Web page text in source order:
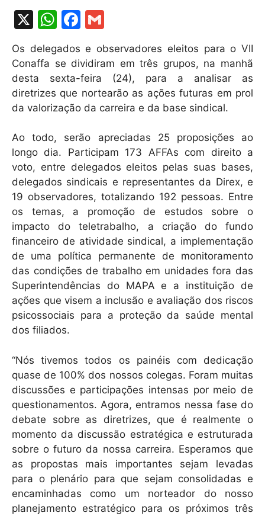
X
W
h
at
s
A
p
p
F
c
e
b
o
o
k
ai
Os delegados e observadores eleitos para o VII
Conaffa se dividiram em três grupos, na manhã
desta sexta-feira (24), para a analisar as
diretrizes que nortearão as ações futuras em prol
da valorização da carreira e da base sindical.
Ao todo, serão apreciadas 25 proposições ao
longo dia. Participam 173 AFFAs com direito a
voto, entre delegados eleitos pelas suas bases,
delegados sindicais e representantes da Direx, e
19 observadores, totalizando 192 pessoas. Entre
os temas, a promoção de estudos sobre o
impacto do teletrabalho, a criação do fundo
financeiro de atividade sindical, a implementação
de uma política permanente de monitoramento
das condições de trabalho em unidades fora das
Superintendências do MAPA e a instituição de
ações que visem a inclusão e avaliação dos riscos
psicossociais para a proteção da saúde mental
dos filiados.
“Nós tivemos todos os painéis com dedicação
quase de 100% dos nossos colegas. Foram muitas
discussões e participações intensas por meio de
questionamentos. Agora, entramos nessa fase do
debate sobre as diretrizes, que é realmente o
momento da discussão estratégica e estruturada
sobre o futuro da nossa carreira. Esperamos que
as propostas mais importantes sejam levadas
para o plenário para que sejam consolidadas e
encaminhadas como um norteador do nosso
planejamento estratégico para os próximos três